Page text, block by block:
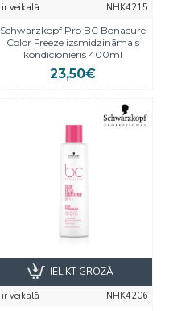
ir veikalā
NHK4215
Schwarzkopf Pro BC Bonacure
Color Freeze izsmidzināmais
kondicionieris 400ml
23,50€
ir veikalā
NHK4206
IELIKT GROZĀ